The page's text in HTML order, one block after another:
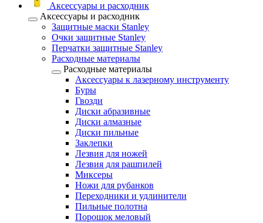
Аксессуары и расходник
Аксессуары и расходник
Защитные маски Stanley
Очки защитные Stanley
Перчатки защитные Stanley
Расходные материалы
Расходные материалы
Аксессуары к лазерному инструменту
Буры
Гвозди
Диски абразивные
Диски алмазные
Диски пильные
Заклепки
Лезвия для ножей
Лезвия для рашпилей
Миксеры
Ножи для рубанков
Переходники и удлинители
Пильные полотна
Порошок меловый